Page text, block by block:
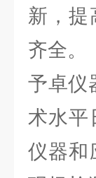
新，提
齐全。
予卓仪
术水平
仪器和